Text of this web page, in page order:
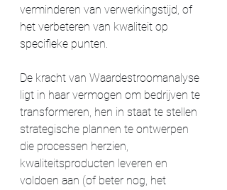
verminderen van verwerkingstijd, of
het verbeteren van kwaliteit op
specifieke punten.
De kracht van Waardestroomanalyse
ligt in haar vermogen om bedrijven te
transformeren, hen in staat te stellen
strategische plannen te ontwerpen
die processen herzien,
kwaliteitsproducten leveren en
voldoen aan (of beter nog, het